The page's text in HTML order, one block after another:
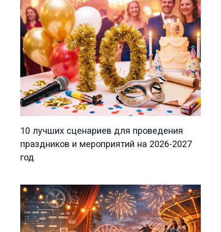
10 лучших сценариев для проведения
праздников и мероприятий на 2026-2027
год